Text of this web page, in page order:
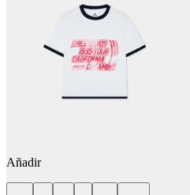
Añadir